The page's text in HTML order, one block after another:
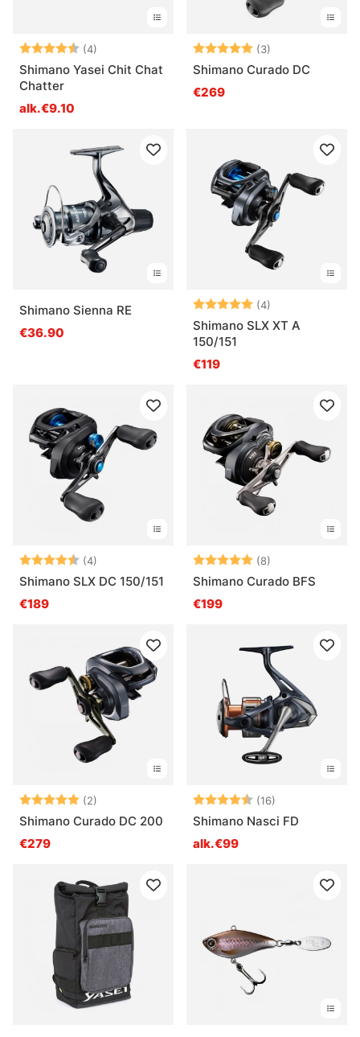
Arvio: (4)
4.8 5:sta tähdestä
Shimano Yasei Chit Chat
Chatter
alk.€9.10
Arvio: (3)
Shimano Curado DC
€269
Shimano Sienna RE
€36.90
Arvio: (4)
Shimano SLX XT A
150/151
€119
Arvio: (4)
4.8 5:sta tähdestä
Shimano SLX DC 150/151
€189
Arvio: (8)
Shimano Curado BFS
€199
Arvio: (2)
5.0 5:sta tähdestä
Shimano Curado DC 200
€279
Arvio: (16)
Shimano Nasci FD
alk.€99